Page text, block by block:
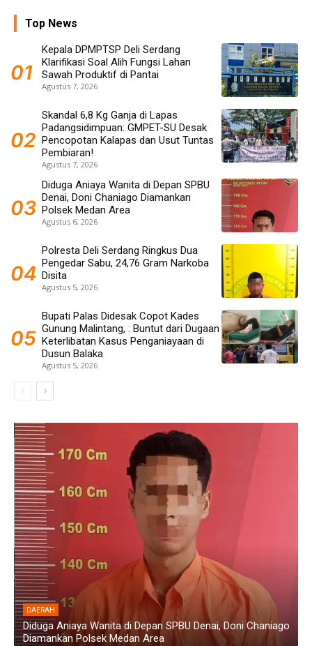
Top News
Kepala DPMPTSP Deli Serdang
Klarifikasi Soal Alih Fungsi Lahan
Sawah Produktif di Pantai
Agustus 7, 2026
Skandal 6,8 Kg Ganja di Lapas
Padangsidimpuan: GMPET-SU Desak
Pencopotan Kalapas dan Usut Tuntas
Pembiaran!
Agustus 7, 2026
Diduga Aniaya Wanita di Depan SPBU
Denai, Doni Chaniago Diamankan
Polsek Medan Area
Agustus 6, 2026
Polresta Deli Serdang Ringkus Dua
Pengedar Sabu, 24,76 Gram Narkoba
Disita
Agustus 5, 2026
Bupati Palas Didesak Copot Kades
Gunung Malintang, : Buntut dari Dugaan
Keterlibatan Kasus Penganiayaan di
Dusun Balaka
Agustus 5, 2026
DAERAH
Diduga Aniaya Wanita di Depan SPBU Denai, Doni Chaniago
Diamankan Polsek Medan Area